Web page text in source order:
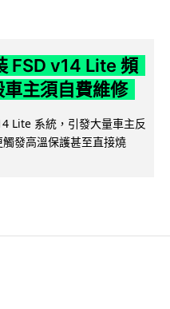
FSD v14 Lite 頻
主須自費維修
Lite 系統，引發大量車主反
發高溫保護甚至直接燒